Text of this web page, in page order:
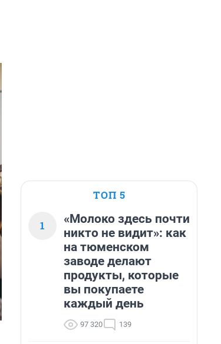
ТОП 5
1
«Молоко здесь почти
никто не видит»: как
на тюменском
заводе делают
продукты, которые
вы покупаете
каждый день
97 320 139